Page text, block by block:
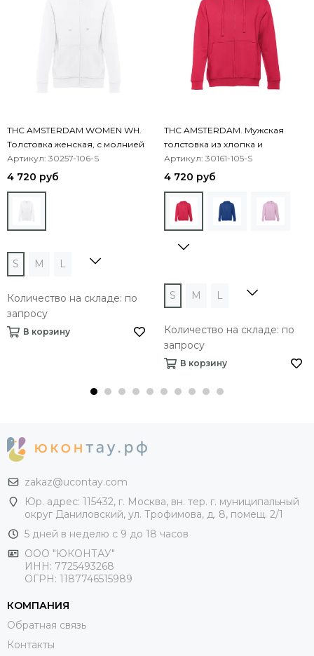
THC AMSTERDAM WOMEN WH.
Толстовка женская, с молнией
и капюшоном
Артикул: 30257-106-S
4 720 руб
S M L
Количество на складе: по
запросу
В корзину
THC AMSTERDAM. Мужская
толстовка из хлопка и
полиэстера
Артикул: 30161-105-S
4 720 руб
S M L
Количество на складе: по
запросу
В корзину
zakaz@ucontay.com
Юр. адрес: 115432, г. Москва, вн. тер. г. муниципальный
округ Даниловский, ул. Трофимова, д. 8, помещ. 2/1
5 дней в неделю с 9 до 18 часов
ООО "ЮКОНТАУ"
ИНН: 7725493268
ОГРН: 1187746515989
КОМПАНИЯ
Обратная связь
Контакты